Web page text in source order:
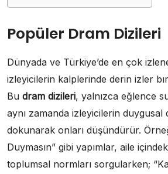
Popüler Dram Dizileri
Dünyada ve Türkiye’de en çok
izleyicilerin kalplerinde derin izler
Bu dram dizileri, yalnızca eğlence
aynı zamanda izleyicilerin duygusal
dokunarak onları düşündürür.
Duymasın” gibi yapımlar, aile
toplumsal normları sorgularken;